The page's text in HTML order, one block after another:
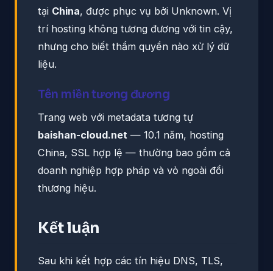
tại China, được phục vụ bởi Unknown. Vị
trí hosting không tương đương với tin cậy,
nhưng cho biết thẩm quyền nào xử lý dữ
liệu.
Tên miền tương đương
Trang web với metadata tương tự
baishan-cloud.net — 10.1 năm, hosting
China, SSL hợp lệ — thường bao gồm cả
doanh nghiệp hợp pháp và vỏ ngoài đổi
thương hiệu.
Kết luận
Sau khi kết hợp các tín hiệu DNS, TLS,